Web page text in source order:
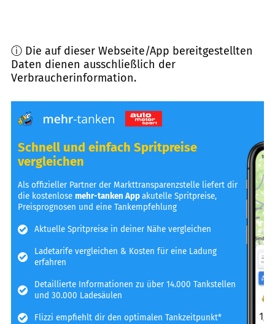
ⓘ Die auf dieser Webseite/App bereitgestellten
Daten dienen ausschließlich der
Verbraucherinformation.
Schnell und einfach Spritpreise
vergleichen
Als offizieller Partner der Markttransparenzstelle liefert dir
die kostenlosemehr-tanken Appakutelle Spritpreise,
Preisprognosen und eine Tankempfehlung
Aktuelle Spritpreise in deiner Nähe vergleichen
Ladetarife vergleichen & Kosten für eine Ladung
erfahren
Detaillierte Informationen zu über 14.000 Tankstellen
und 30.000 Ladesäulen
Flizzi empfiehlt dir den optimalen Tankzeitpunkt*